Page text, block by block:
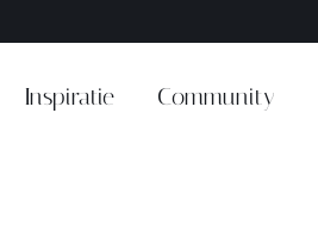
Inspiratie Community